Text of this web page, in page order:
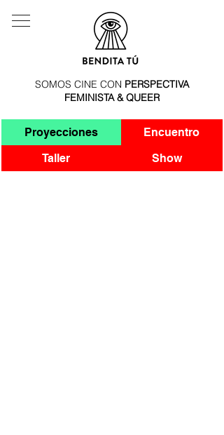
SOMOS CINE CON PERSPECTIVA
FEMINISTA & QUEER
Proyecciones
Encuentro
Taller
Show